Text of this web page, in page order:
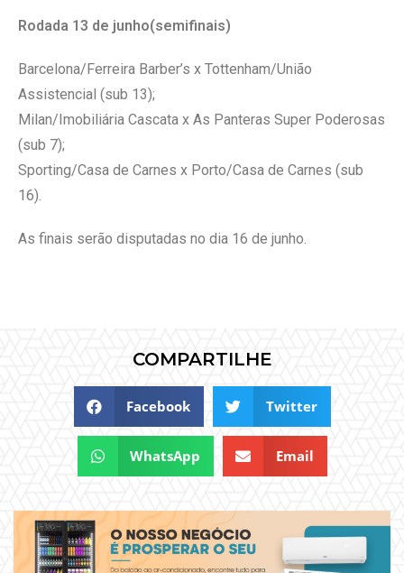
Rodada 13 de junho(semifinais)
Barcelona/Ferreira Barber’s x Tottenham/União
Assistencial (sub 13);
Milan/Imobiliária Cascata x As Panteras Super Poderosas
(sub 7);
Sporting/Casa de Carnes x Porto/Casa de Carnes (sub
16).
As finais serão disputadas no dia 16 de junho.
COMPARTILHE
Facebook Twitter
WhatsApp Email